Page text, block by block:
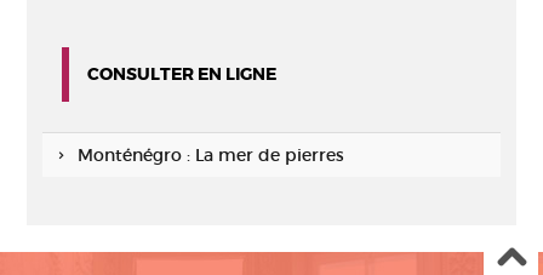
CONSULTER EN LIGNE
Monténégro : La mer de pierres